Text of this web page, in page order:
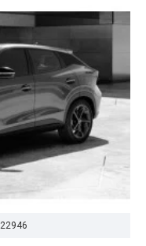
22946